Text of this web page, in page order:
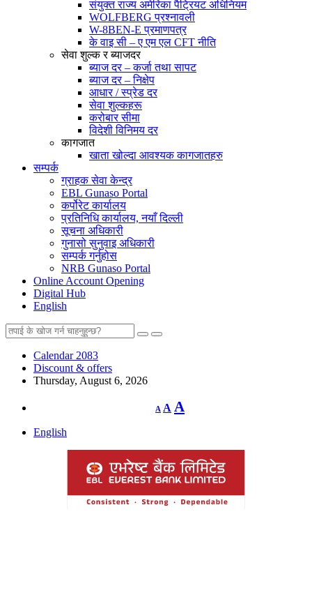
संयुक्त राज्य अमेरिका पैट्रियट अधिनियम
WOLFBERG प्रश्नावली
W-8BEN-E प्रमाणपत्र
के वाइ सी – ए एम एल CFT नीति
सेवा शुल्क र ब्याजदर
ब्याज दर – कर्जा तथा सापट
ब्याज दर – निक्षेप
आधार / स्प्रेड दर
सेवा शुल्कहरू
करोबार सीमा
विदेशी विनिमय दर
कागजात
खाता खोल्दा आवश्यक कागजातहरु
सम्पर्क
ग्राहक सेवा केन्द्र
EBL Gunaso Portal
कर्पोरेट कार्यालय
प्रतिनिधि कार्यालय, नयाँ दिल्ली
सूचना अधिकारी
गुनासो सुनुवाइ अधिकारी
सम्पर्क गर्नुहोस
NRB Gunaso Portal
Online Account Opening
Digital Hub
English
Calendar 2083
Discount & offers
Thursday, August 6, 2026
A
Decrease
font
A Reset
font
A
English